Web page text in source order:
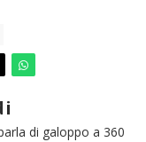
di galoppo a 360